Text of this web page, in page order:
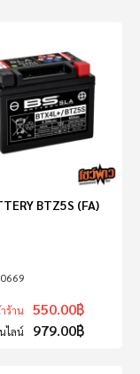
BTZ5S (FA)
ร้าน 550.00฿
ไลน์ 979.00฿